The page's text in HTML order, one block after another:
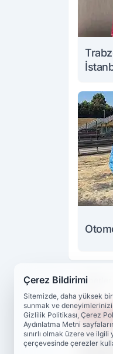
Haberler
Çerez Bildirimi
Sitemizde, daha yüksek
sunmak ve
Gizlilik Politikası, Çerez
Aydınlatma Metni
sınırlı olmak üzere ve
çerçevesinde çerezler